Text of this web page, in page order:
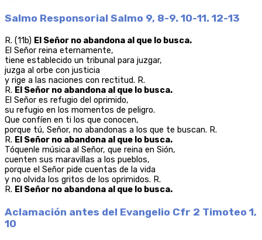
Salmo Responsorial Salmo 9, 8-9. 10-11. 12-13
R. (11b) El Señor no abandona al que lo busca.
El Señor reina eternamente,
tiene establecido un tribunal para juzgar,
juzga al orbe con justicia
y rige a las naciones con rectitud. R.
R. El Señor no abandona al que lo busca.
El Señor es refugio del oprimido,
su refugio en los momentos de peligro.
Que confíen en ti los que conocen,
porque tú, Señor, no abandonas a los que te buscan. R.
R. El Señor no abandona al que lo busca.
Tóquenle música al Señor, que reina en Sión,
cuenten sus maravillas a los pueblos,
porque el Señor pide cuentas de la vida
y no olvida los gritos de los oprimidos. R.
R. El Señor no abandona al que lo busca.
Aclamación antes del Evangelio Cfr 2 Timoteo 1,
10